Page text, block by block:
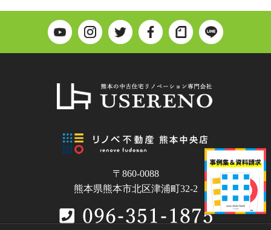
〒860-0088
熊本県熊本市北区津浦町32-2